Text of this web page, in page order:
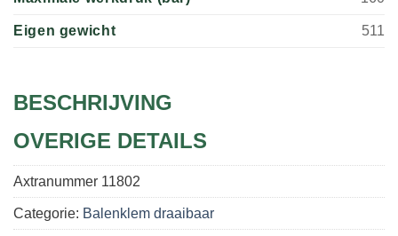
Eigen gewicht 511
BESCHRIJVING
OVERIGE DETAILS
Axtranummer 11802
Categorie: Balenklem draaibaar